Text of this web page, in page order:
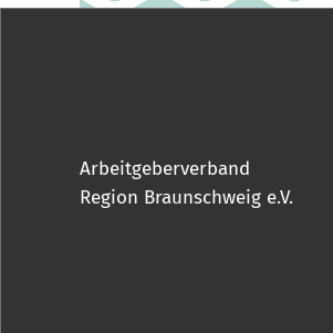
Arbeitgeberverband
Region Braunschweig e.V.